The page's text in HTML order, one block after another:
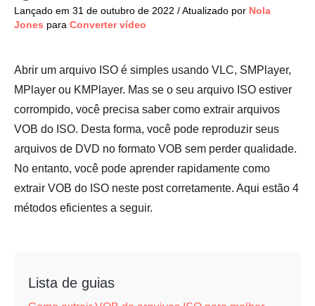
Lançado em 31 de outubro de 2022 / Atualizado por Nola
Jones para Converter vídeo
Abrir um arquivo ISO é simples usando VLC, SMPlayer,
MPlayer ou KMPlayer. Mas se o seu arquivo ISO estiver
corrompido, você precisa saber como extrair arquivos
VOB do ISO. Desta forma, você pode reproduzir seus
arquivos de DVD no formato VOB sem perder qualidade.
No entanto, você pode aprender rapidamente como
extrair VOB do ISO neste post corretamente. Aqui estão 4
métodos eficientes a seguir.
Lista de guias